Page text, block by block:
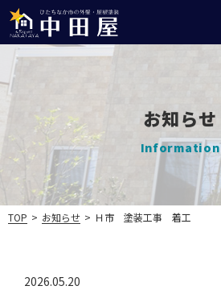
TOP
中田屋の特徴
塗装について
お知らせ
Information
TOP > お知らせ > Ｈ市 塗装工事 着工
2026.05.20